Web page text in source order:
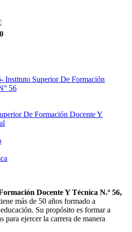
Instituto Superior De Formación
56
De Formación Docente Y
Docente Y Técnica N.º 56,
más de 50 años formado a
Su propósito es formar a
para ejercer la carrera de manera